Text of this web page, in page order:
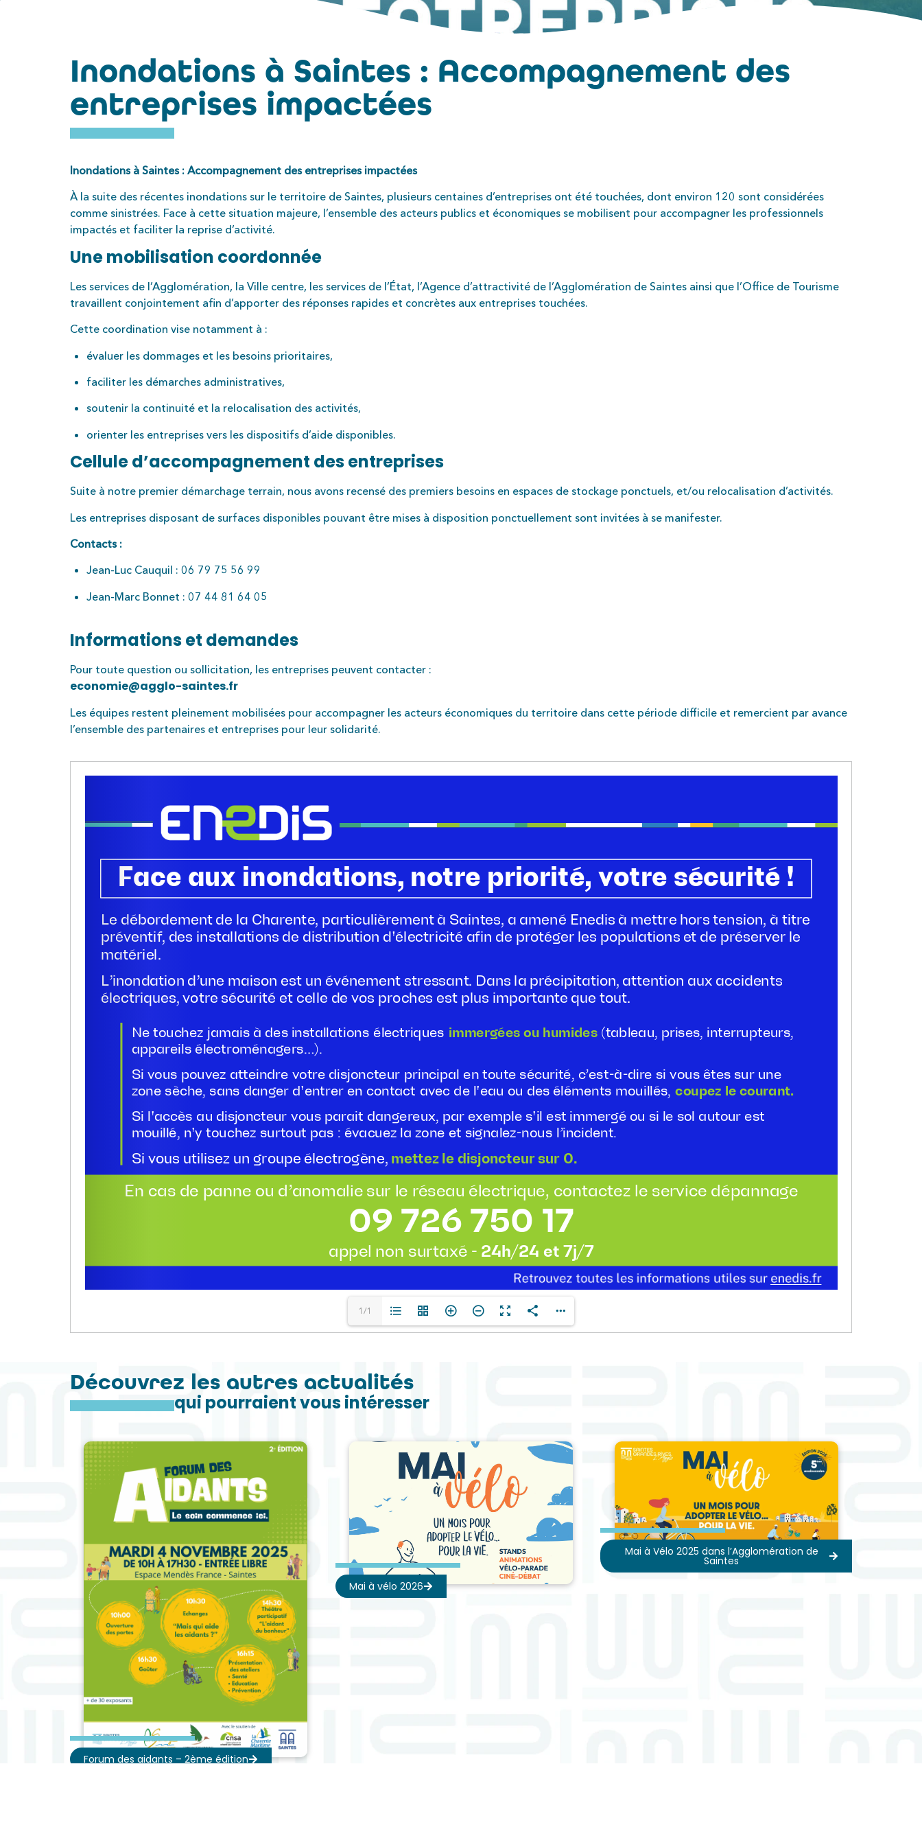
Inondations à Saintes : Accompagnement des
entreprises impactées
Inondations à Saintes : Accompagnement des entreprises impactées
À la suite des récentes inondations sur le territoire de Saintes, plusieurs centaines d’entreprises ont été touchées, dont environ 120 sont considérées
comme sinistrées. Face à cette situation majeure, l’ensemble des acteurs publics et économiques se mobilisent pour accompagner les professionnels
impactés et faciliter la reprise d’activité.
Une mobilisation coordonnée
Les services de l’Agglomération, la Ville centre, les services de l’État, l’Agence d’attractivité de l’Agglomération de Saintes ainsi que l’Office de Tourisme
travaillent conjointement afin d’apporter des réponses rapides et concrètes aux entreprises touchées.
Cette coordination vise notamment à :
évaluer les dommages et les besoins prioritaires,
faciliter les démarches administratives,
soutenir la continuité et la relocalisation des activités,
orienter les entreprises vers les dispositifs d’aide disponibles.
Cellule d’accompagnement des entreprises
Suite à notre premier démarchage terrain, nous avons recensé des premiers besoins en espaces de stockage ponctuels, et/ou relocalisation d’activités.
Les entreprises disposant de surfaces disponibles pouvant être mises à disposition ponctuellement sont invitées à se manifester.
Contacts :
Jean-Luc Cauquil : 06 79 75 56 99
Jean-Marc Bonnet : 07 44 81 64 05
Informations et demandes
Pour toute question ou sollicitation, les entreprises peuvent contacter :
economie@agglo-saintes.fr
Les équipes restent pleinement mobilisées pour accompagner les acteurs économiques du territoire dans cette période difficile et remercient par avance
l’ensemble des partenaires et entreprises pour leur solidarité.
1/1
Découvrez les autres actualités
qui pourraient vous intéresser
Forum des aidants – 2ème édition
Mai à vélo 2026
Mai à Vélo 2025 dans l’Agglomération de
Saintes